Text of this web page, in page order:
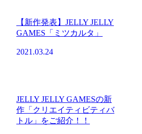
【新作発表】JELLY JELLY
GAMES「ミツカルタ」
2021.03.24
JELLY JELLY GAMESの新
作「クリエイティビティバ
トル」をご紹介！！